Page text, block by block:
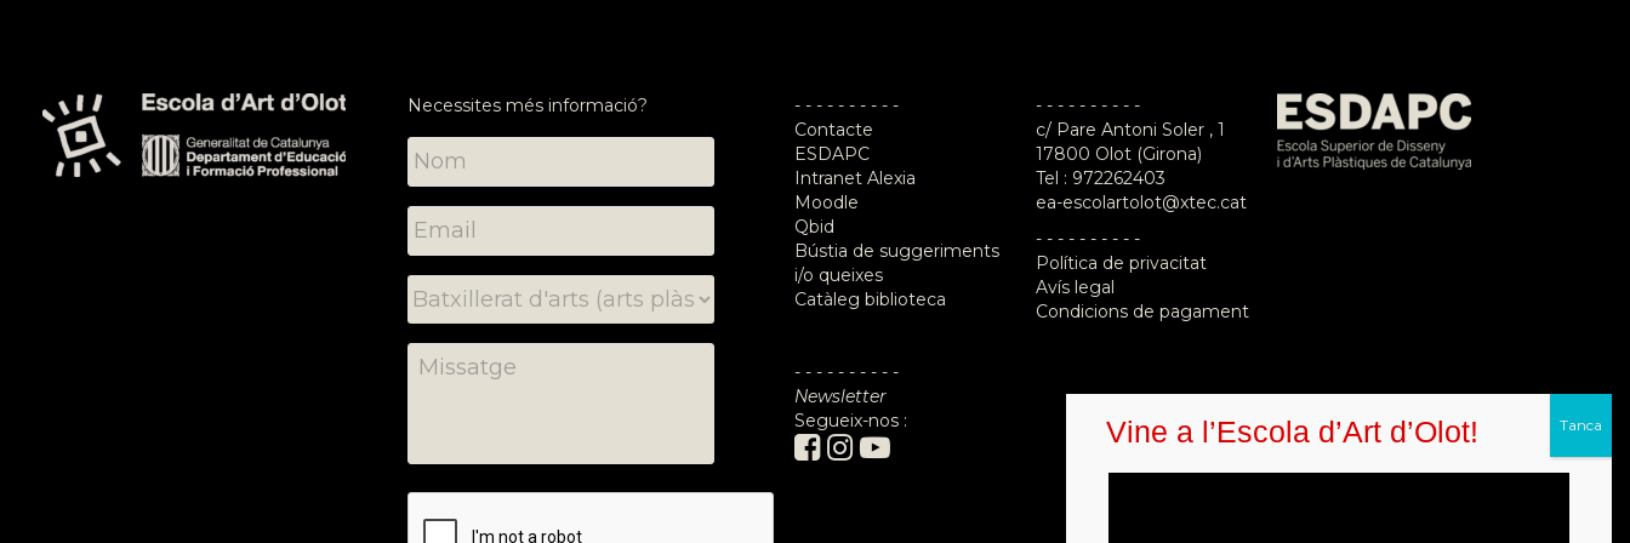
Necessites més informació?
- - - - - - - - - -
Contacte
ESDAPC
Intranet Alexia
Moodle
Qbid
Bústia de suggeriments
i/o queixes
Catàleg biblioteca
- - - - - - - - - -
Newsletter
Segueix-nos :
- - - - - - - - - -
c/ Pare Antoni Soler , 1
17800 Olot (Girona)
Tel : 972262403
ea-escolartolot@xtec.cat
- - - - - - - - - -
Política de privacitat
Avís legal
Condicions de pagament
Vine a l’Escola d’Art d’Olot!